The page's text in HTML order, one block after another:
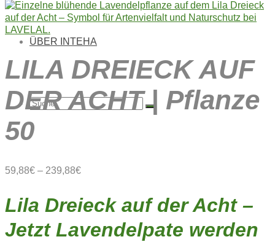
ÜBER INTEHA
Suche
LILA DREIECK AUF
DER ACHT | Pflanze
50
59,88€ – 239,88€
Lila Dreieck auf der Acht –
Jetzt Lavendelpate werden